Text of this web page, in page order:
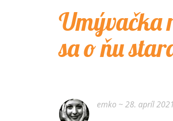
Umývačka
sa o ňu
emko ~ 28. apríl